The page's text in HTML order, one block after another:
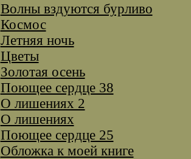
Волны вздуются бурливо
Космос
Летняя ночь
Цветы
Золотая осень
Поющее сердце 38
O лишениях 2
O лишениях
Поющее сердце 25
Обложка к моей книге